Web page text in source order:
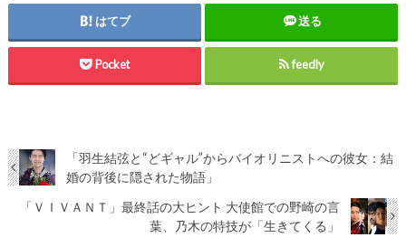
はてブ 送る
Pocket feedly
「羽生結弦と“どギャル”からバイオリニストへの彼女：結
婚の背後に隠された物語」
「ＶＩＶＡＮＴ」最終話の大ヒント 大使館での野崎の言
葉、乃木の特技が「生きてくる」